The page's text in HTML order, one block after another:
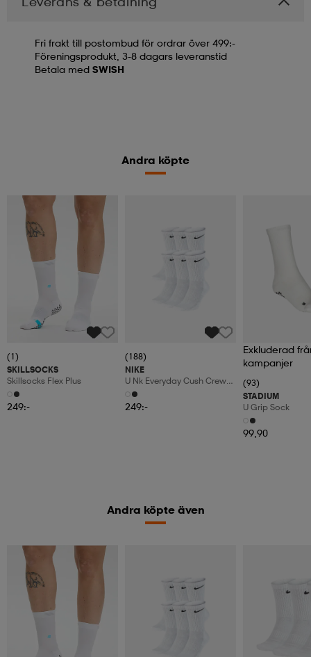
Fri frakt till postombud för ordrar över 499:-
Föreningsprodukt, 3-8 dagars leveranstid
Betala med SWISH
Andra köpte
(1)
SKILLSOCKS
Skillsocks Flex Plus
249:-
(188)
NIKE
U Nk Everyday Cush Crew
6pr-Bd
249:-
Exkluderad
kampanjer
(93)
STADIUM
U Grip Sock
99,90
Andra köpte även